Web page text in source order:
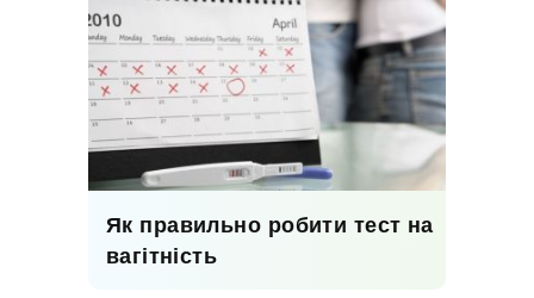
Як правильно робити тест на
вагітність